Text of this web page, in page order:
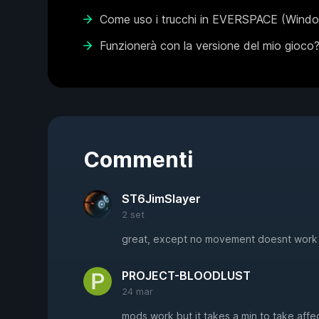
Come uso i trucchi in EVERSPACE
Funzionerà con la versione del mio gioco?
Commenti
ST6JimSlayer
2 set
great, except no movement doesnt work
PROJECT-BLOODLUST
24 mar
mods work but it takes a min to take